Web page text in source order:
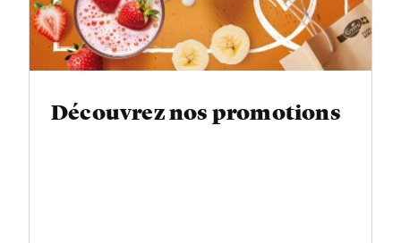
Découvrez nos promotions